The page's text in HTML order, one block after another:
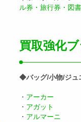
ル券・旅行券・図書
買取強化
◆バッグ/小物/ジュ
・ アーカー
・ アガット
・ アルマーニ